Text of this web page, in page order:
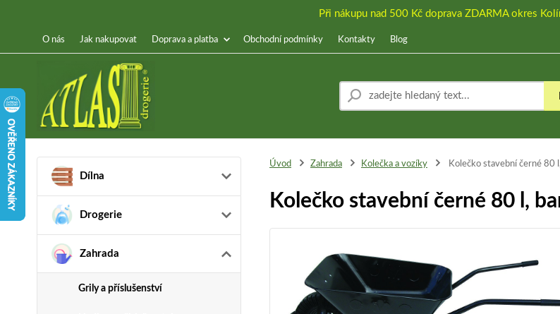
Při nákupu nad 500 Kč doprava ZDARMA okres
O nás Jak nakupovat Doprava a platba Obchodní podmínky Kontakty Blog
Dílna
Drogerie
Zahrada
Grily a příslušenství
Úvod Zahrada Kolečka a vozíky Kolečko stavební černé 80
Kolečko stavební černé 80 l,